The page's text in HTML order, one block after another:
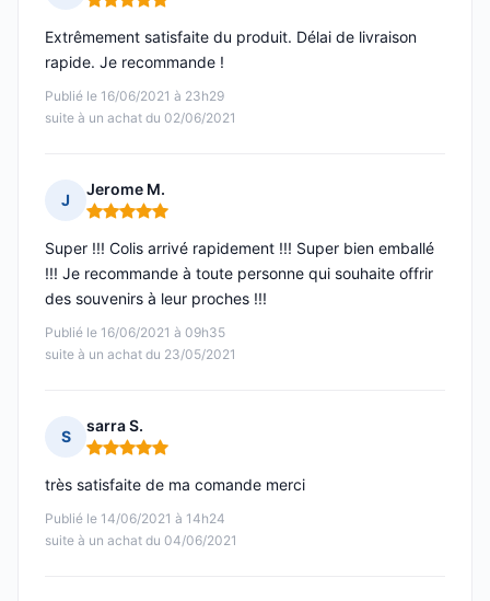
Note : 5 sur 5
Publié le 16/06/2021 à 23h29
suite à un achat du 02/06/2021
Extrêmement satisfaite du produit. Délai de livraison
rapide. Je recommande !
J
Jerome M.
Note : 5 sur 5
Publié le 16/06/2021 à 09h35
suite à un achat du 23/05/2021
Super !!! Colis arrivé rapidement !!! Super bien emballé
!!! Je recommande à toute personne qui souhaite offrir
des souvenirs à leur proches !!!
S
sarra S.
Note : 5 sur 5
Publié le 14/06/2021 à 14h24
suite à un achat du 04/06/2021
très satisfaite de ma comande merci